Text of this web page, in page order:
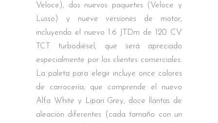
Veloce), dos nuevos paquetes (Veloce y
Lusso) y nueve versiones de motor,
incluyendo el nuevo 1.6 JTDm de 120 CV
TCT turbodiésel, que será apreciado
especialmente por los clientes comerciales.
La paleta para elegir incluye once colores
de carrocería, que comprende el nuevo
Alfa White y Lipari Grey, doce llantas de
aleación diferentes (cada tamaño con un